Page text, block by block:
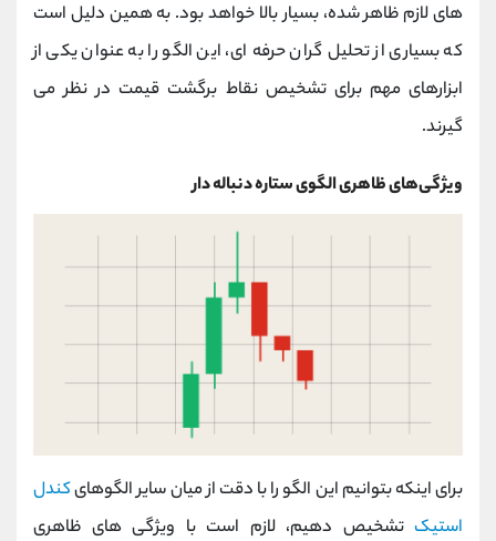
های لازم ظاهر شده، بسیار بالا خواهد بود. به همین دلیل است
که بسیاری از تحلیل‌ گران حرفه‌ ای، این الگو را به عنوان یکی از
ابزارهای مهم برای تشخیص نقاط برگشت قیمت در نظر می‌
گیرند.
ویژگی‌های ظاهری الگوی ستاره دنباله دار
برای اینکه بتوانیم این الگو را با دقت از میان سایر الگوهایکندل
استیک تشخیص دهیم، لازم است با ویژگی‌ های ظاهری